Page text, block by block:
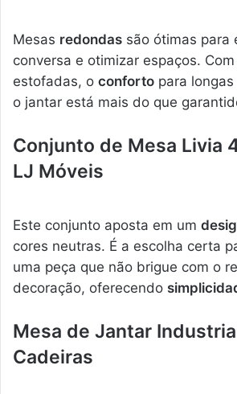
Mesas redondas são ótimas para
conversa e otimizar espaços.
estofadas, o conforto para
o jantar está mais do que
Conjunto de Mesa Livia
LJ Móveis
Este conjunto aposta em um
cores neutras. É a escolha certa
uma peça que não brigue com o
decoração, oferecendo
Mesa de Jantar
Cadeiras